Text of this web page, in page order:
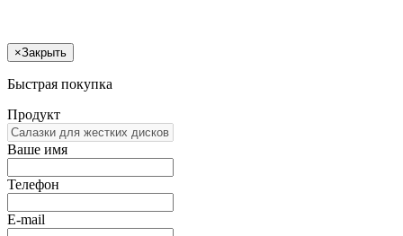
×Закрыть
Быстрая покупка
Продукт
Ваше имя
Телефон
E-mail